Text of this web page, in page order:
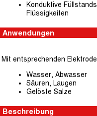
Konduktive
Flüssigkeiten
Anwendungen
Mit entsprechenden
Wasser, Abwasser
Säuren, Laugen
Gelöste Salze
Beschreibung